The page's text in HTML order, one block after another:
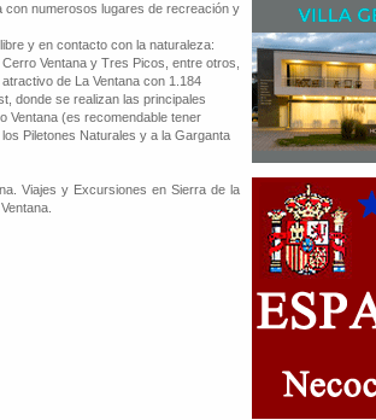
numerosos lugares de recreación y
y en contacto con la naturaleza:
Ventana y Tres Picos, entre otros,
de La Ventana con 1.184
donde se realizan las principales
Ventana (es recomendable tener
Piletones Naturales y a la Garganta
Viajes y Excursiones en Sierra de la